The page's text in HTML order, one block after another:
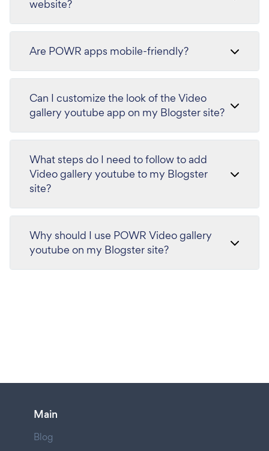
website?
Are POWR apps mobile-friendly?
Can I customize the look of the Video
gallery youtube app on my Blogster site?
What steps do I need to follow to add
Video gallery youtube to my Blogster
site?
Why should I use POWR Video gallery
youtube on my Blogster site?
Main
Blog